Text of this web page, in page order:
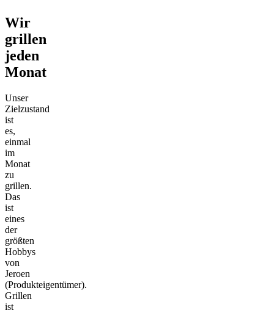
Wir
grillen
jeden
Monat
Unser
Zielzustand
ist
es,
einmal
im
Monat
zu
grillen.
Das
ist
eines
der
größten
Hobbys
von
Jeroen
(Produkteigentümer).
Grillen
ist